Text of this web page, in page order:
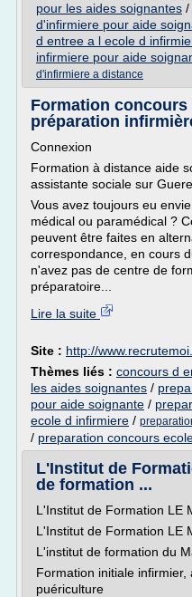
pour les aides soignantes /
d'infirmiere pour aide
d entree a l ecole d
infirmiere pour aide
d'infirmiere a distance
Formation concours
préparation
Connexion
Formation à distance aide
assistante sociale sur
Vous avez toujours eu
médical ou paramédical ?
peuvent être faites en
correspondance, en cours
n'avez pas de centre de
préparatoire...
Lire la suite
Site : http://
Thèmes liés : concours d
les aides soignantes /
pour aide soignante /
ecole d infirmiere /
/ preparation concours
L'Institut de
de formation ...
L'Institut de Formation LE
L'Institut de Formation LE
L'institut de formation du
Formation initiale
puériculture